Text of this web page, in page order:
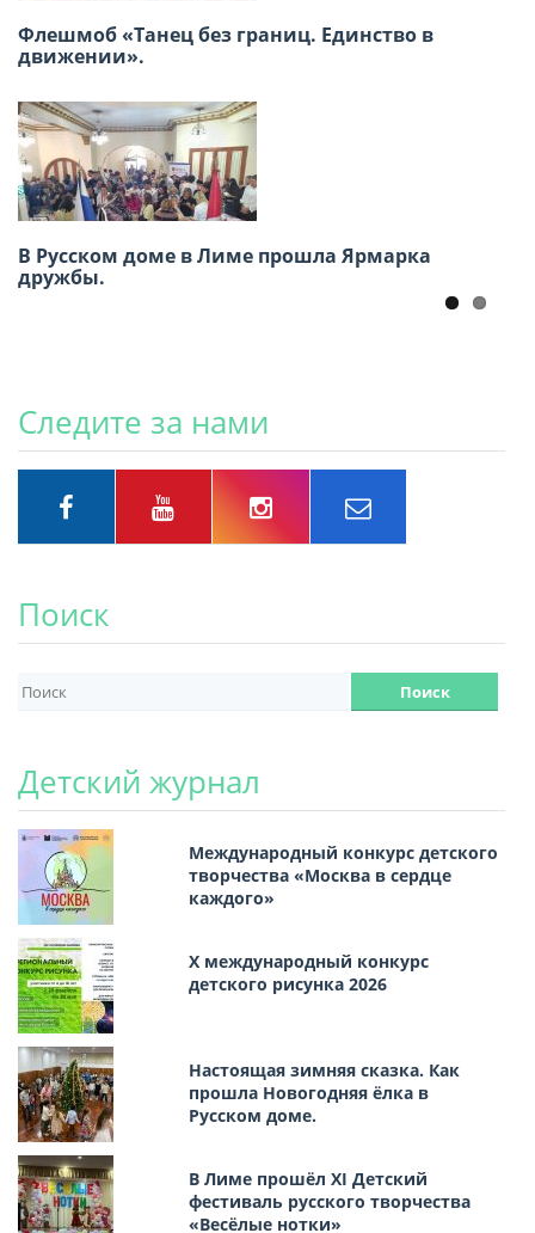
Флешмоб «Танец без границ. Единство в
движении».
В Русском доме в Лиме прошла Ярмарка
дружбы.
соотечественников стран Латинской
Америки
Заседание ВКС россйских
соотечественников16-17 июня, г. Москва
Следите за нами
Поиск
Детский журнал
Международный конкурс детского
творчества «Москва в сердце
каждого»
Х международный конкурс
детского рисунка 2026
Настоящая зимняя сказка. Как
прошла Новогодняя ёлка в
Русском доме.
В Лиме прошёл XI Детский
фестиваль русского творчества
«Весёлые нотки»